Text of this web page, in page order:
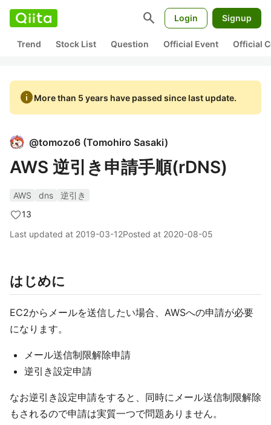
search Login Signup
Trend Stock List Question Official Event Official
infoMore than 5 years have passed since last update.
@tomozo6 (Tomohiro Sasaki)
AWS 逆引き申請手順(rDNS)
AWS dns
逆引き
13
Last updated at 2019-03-12Posted at 2020-08-05
はじめに
EC2からメールを送信したい場合、AWSへの申請が必要
になります。
メール送信制限解除申請
逆引き設定申請
なお逆引き設定申請をすると、同時にメール送信制限解除
もされるので申請は実質一つで問題ありません。